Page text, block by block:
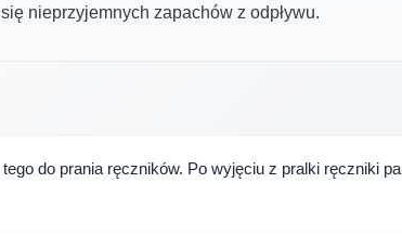
nieprzyjemnych zapachów z odpływu.
do prania ręczników. Po wyjęciu z pralki ręczniki pa